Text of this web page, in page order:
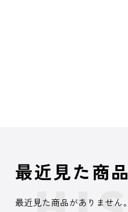
最近見た商品
最近見た商品がありません。